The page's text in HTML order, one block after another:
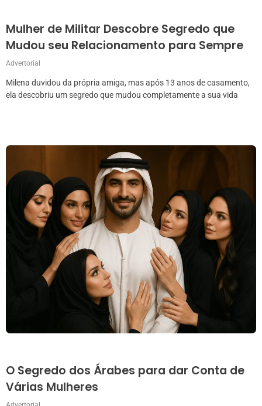
Mulher de Militar Descobre Segredo que
Mudou seu Relacionamento para Sempre
Advertorial
Milena duvidou da própria amiga, mas após 13 anos de casamento,
ela descobriu um segredo que mudou completamente a sua vida
O Segredo dos Árabes para dar Conta de
Várias Mulheres